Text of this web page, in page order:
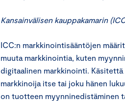
Kansainvälisen kauppakamarin
ICC:n markkinointisääntöjen
muuta markkinointia, kuten
digitaalinen markkinointi.
markkinoija itse tai joku hänen
on tuotteen myynninedistäminen